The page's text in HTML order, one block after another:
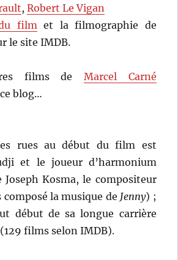
,Robert Le Vigan
filmet la filmographie de
le site IMDB.
films de Marcel Carné
blog…
rues au début du film est
et le joueur d’harmonium
Joseph Kosma, le compositeur
composé la musique de Jenny) ;
début de sa longue carrière
films selon IMDB).